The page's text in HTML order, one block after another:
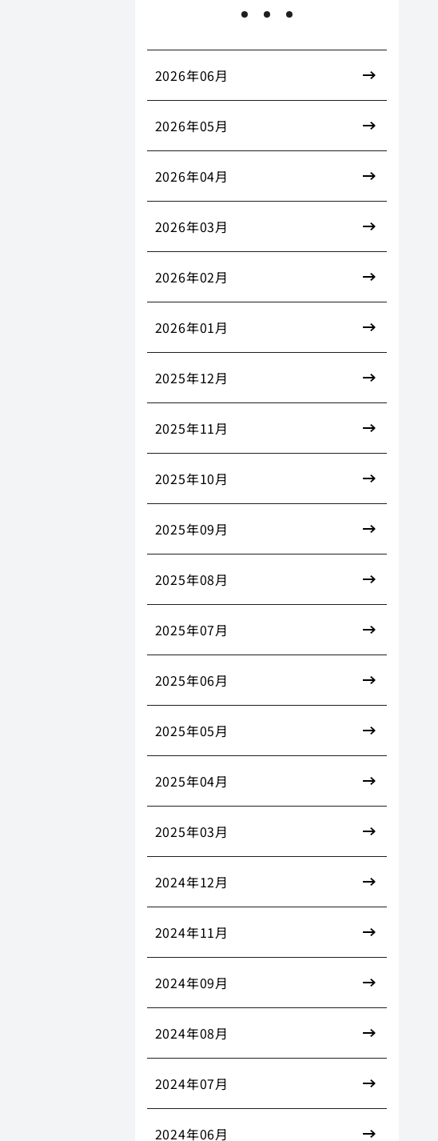
2026年06月
2026年05月
2026年04月
2026年03月
2026年02月
2026年01月
2025年12月
2025年11月
2025年10月
2025年09月
2025年08月
2025年07月
2025年06月
2025年05月
2025年04月
2025年03月
2024年12月
2024年11月
2024年09月
2024年08月
2024年07月
2024年06月